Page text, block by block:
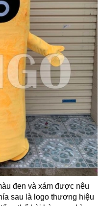
đen và xám được nêu
sau là logo thương hiệu